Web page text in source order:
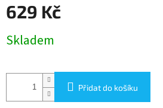
629 Kč
cena:
Skladem
Přidat do košíku